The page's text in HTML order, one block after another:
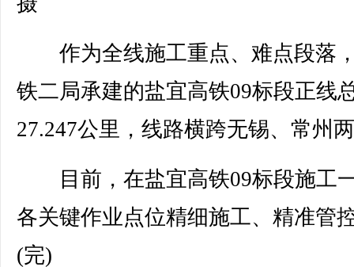
作为全线施工重点、难点段落
铁二局承建的盐宜高铁09标段正线
27.247公里，线路横跨无锡、常州
目前，在盐宜高铁09标段施工
各关键作业点位精细施工、精准管
(完)